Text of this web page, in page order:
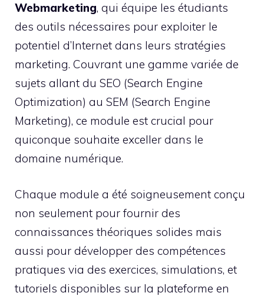
Webmarketing, qui équipe les étudiants
des outils nécessaires pour exploiter le
potentiel d’Internet dans leurs stratégies
marketing. Couvrant une gamme variée de
sujets allant du SEO (Search Engine
Optimization) au SEM (Search Engine
Marketing), ce module est crucial pour
quiconque souhaite exceller dans le
domaine numérique.
Chaque module a été soigneusement conçu
non seulement pour fournir des
connaissances théoriques solides mais
aussi pour développer des compétences
pratiques via des exercices, simulations, et
tutoriels disponibles sur la plateforme en